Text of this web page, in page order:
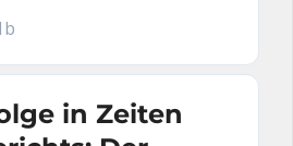
in Zeiten